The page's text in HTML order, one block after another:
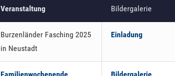
Veranstaltung Bildergalerie
Burzenländer Fasching 2025
in Neustadt
Einladung